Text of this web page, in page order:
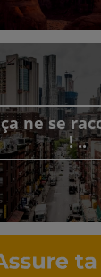
Découvrir cet
ne se
! ..
Découvrir cet